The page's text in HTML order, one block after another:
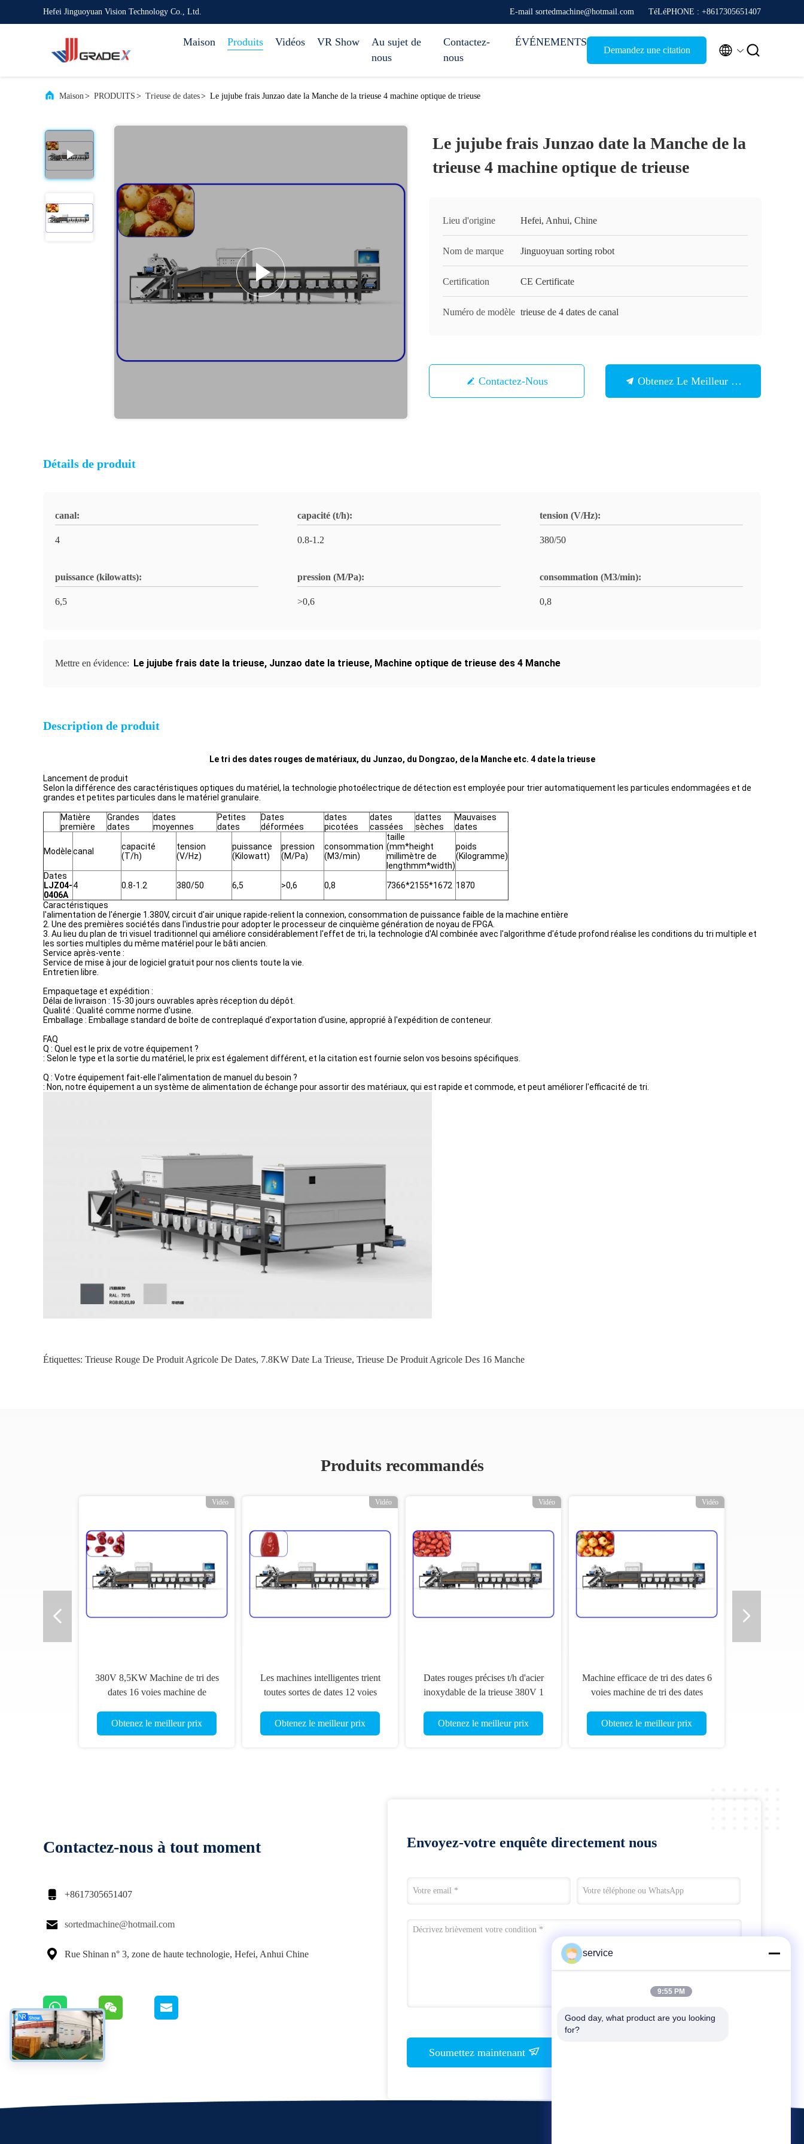
Hefei Jinguoyuan Vision Technology Co., Ltd. E-mail sortedmachine@hotmail.com TéLéPHONE : +8617305651407
Maison Produits Vidéos VR Show
Au sujet de
nous
Contactez-
nous
ÉVÉNEMENTS
Demandez une citation  
Maison> PRODUITS > Trieuse de dates> Le jujube frais Junzao date la Manche de la trieuse 4 machine optique de trieuse
Le jujube frais Junzao date la Manche de la
trieuse 4 machine optique de trieuse
Lieu d'origine Hefei, Anhui, Chine
Nom de marque Jinguoyuan sorting robot
Certification CE Certificate
Numéro de modèle trieuse de 4 dates de canal
Contactez-Nous Obtenez Le Meilleur Prix
Détails de produit
canal:
4
capacité (t/h):
0.8-1.2
tension (V/Hz):
380/50
puissance (kilowatts):
6,5
pression (M/Pa):
>0,6
consommation (M3/min):
0,8
Mettre en évidence: Le jujube frais date la trieuse, Junzao date la trieuse, Machine optique de trieuse des 4 Manche
Description de produit
Le tri des dates rouges de matériaux, du Junzao, du Dongzao, de la Manche etc. 4 date la trieuse
Lancement de produit
Selon la différence des caractéristiques optiques du matériel, la technologie photoélectrique de détection est employée pour trier automatiquement les particules endommagées et de
grandes et petites particules dans le matériel granulaire.
Matière
première
Grandes
dates
dates
moyennes
Petites
dates
Dates
déformées
dates
picotées
dates
cassées
dattes
sèches
Mauvaises
dates
Modèlecanal
capacité
(T/h)
tension
(V/Hz)
puissance
(Kilowatt)
pression
(M/Pa)
consommation
(M3/min)
taille
(mm*height
millimètre de
lengthmm*width)
poids
(Kilogramme)
Dates
LJZ04-
0406A
4 0.8-1.2 380/50 6,5 >0,6 0,8 7366*2155*1672 1870
Caractéristiques
l'alimentation de l'énergie 1.380V, circuit d'air unique rapide-relient la connexion, consommation de puissance faible de la machine entière
2. Une des premières sociétés dans l'industrie pour adopter le processeur de cinquième génération de noyau de FPGA.
3. Au lieu du plan de tri visuel traditionnel qui améliore considérablement l'effet de tri, la technologie d'AI combinée avec l'algorithme d'étude profond réalise les conditions du tri multiple et
les sorties multiples du même matériel pour le bâti ancien.
Service après-vente :
Service de mise à jour de logiciel gratuit pour nos clients toute la vie.
Entretien libre.
Empaquetage et expédition :
Délai de livraison : 15-30 jours ouvrables après réception du dépôt.
Qualité : Qualité comme norme d'usine.
Emballage : Emballage standard de boîte de contreplaqué d'exportation d'usine, approprié à l'expédition de conteneur.
FAQ
Q : Quel est le prix de votre équipement ?
: Selon le type et la sortie du matériel, le prix est également différent, et la citation est fournie selon vos besoins spécifiques.
Q : Votre équipement fait-elle l'alimentation de manuel du besoin ?
: Non, notre équipement a un système de alimentation de échange pour assortir des matériaux, qui est rapide et commode, et peut améliorer l'efficacité de tri.
Étiquettes: Trieuse Rouge De Produit Agricole De Dates, 7.8KW Date La Trieuse, Trieuse De Produit Agricole Des 16 Manche
Produits recommandés
Vidéo
380V 8,5KW Machine de tri des
dates 16 voies machine de
Obtenez le meilleur prix
Vidéo
Les machines intelligentes trient
toutes sortes de dates 12 voies
Obtenez le meilleur prix
Vidéo
Dates rouges précises t/h d'acier
inoxydable de la trieuse 380V 1
Obtenez le meilleur prix
Vidéo
Machine efficace de tri des dates 6
voies machine de tri des dates
Obtenez le meilleur prix
Contactez-nous à tout moment
 +8617305651407
 sortedmachine@hotmail.com
 Rue Shinan n° 3, zone de haute technologie, Hefei, Anhui Chine
Envoyez-votre enquête directement nous
Soumettez maintenant
service
9:55 PM
Good day, what product are you looking
for?